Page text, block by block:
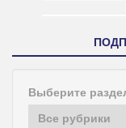
Выберите